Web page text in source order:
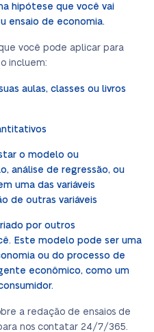
hipótese que você vai
ensaio de economia.
você pode aplicar para
incluem:
aulas, classes ou livros
o modelo ou
análise de regressão, ou
uma das variáveis
de outras variáveis
por outros
Este modelo pode ser uma
ou do processo de
econômico, como um
a redação de ensaios de
nos contatar 24/7/365.